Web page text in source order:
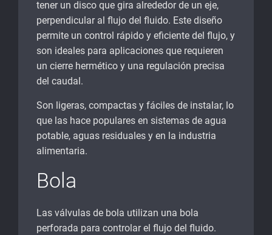
tener un disco que gira alrededor de un eje,
perpendicular al flujo del fluido. Este diseño
permite un control rápido y eficiente del flujo, y
son ideales para aplicaciones que requieren
un cierre hermético y una regulación precisa
del caudal.
Son ligeras, compactas y fáciles de instalar, lo
que las hace populares en sistemas de agua
potable, aguas residuales y en la industria
alimentaria.
Bola
Las válvulas de bola utilizan una bola
perforada para controlar el flujo del fluido.